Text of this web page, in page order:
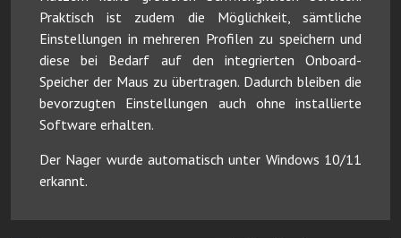
Praktisch ist zudem die Möglichkeit, sämtliche
Einstellungen in mehreren Profilen zu speichern und
diese bei Bedarf auf den integrierten Onboard-
Speicher der Maus zu übertragen. Dadurch bleiben die
bevorzugten Einstellungen auch ohne installierte
Software erhalten.
Der Nager wurde automatisch unter Windows 10/11
erkannt.